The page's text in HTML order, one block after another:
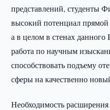
представлений, студенты
высокий потенциал прямой
а в целом в стенах данного
работа по научным
способствовать подъему
сферы на качественно
Необходимость